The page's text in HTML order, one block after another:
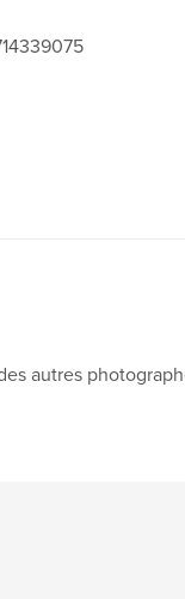
autres